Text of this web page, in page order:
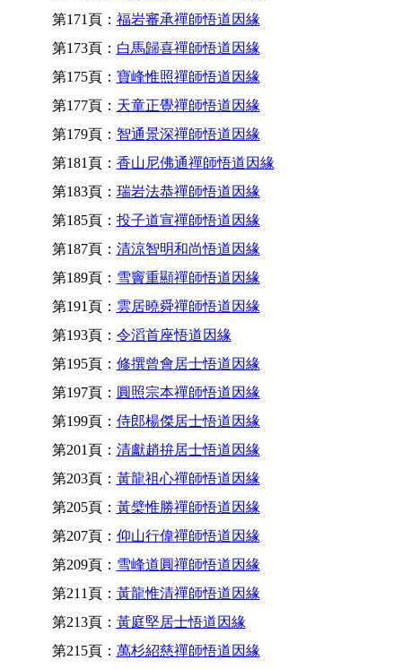
第171頁： 福岩審承禪師悟道因緣
第173頁： 白馬歸喜禪師悟道因緣
第175頁： 寶峰惟照禪師悟道因緣
第177頁： 天童正覺禪師悟道因緣
第179頁： 智通景深禪師悟道因緣
第181頁： 香山尼佛通禪師悟道因緣
第183頁： 瑞岩法恭禪師悟道因緣
第185頁： 投子道宣禪師悟道因緣
第187頁： 清涼智明和尚悟道因緣
第189頁： 雪竇重顯禪師悟道因緣
第191頁： 雲居曉舜禪師悟道因緣
第193頁： 令滔首座悟道因緣
第195頁： 修撰曾會居士悟道因緣
第197頁： 圓照宗本禪師悟道因緣
第199頁： 侍郎楊傑居士悟道因緣
第201頁： 清獻趙拚居士悟道因緣
第203頁： 黃龍祖心禪師悟道因緣
第205頁： 黃檗惟勝禪師悟道因緣
第207頁： 仰山行偉禪師悟道因緣
第209頁： 雪峰道圓禪師悟道因緣
第211頁： 黃龍惟清禪師悟道因緣
第213頁： 黃庭堅居士悟道因緣
第215頁： 萬杉紹慈禪師悟道因緣